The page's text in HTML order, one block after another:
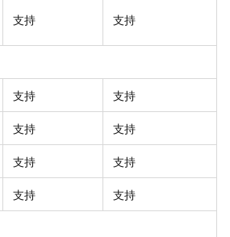
支持 支持
支持 支持
支持 支持
支持 支持
支持 支持